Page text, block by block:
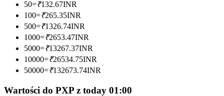
Zostań traderem kopiującym
Ciesz się podziałem zysków i prowizjami z kopiowania
transakcji
50=₹132.67INR
100=₹265.35INR
500=₹1326.74INR
1000=₹2653.47INR
5000=₹13267.37INR
10000=₹26534.75INR
50000=₹132673.74INR
Wartości do PXP z today 01:00